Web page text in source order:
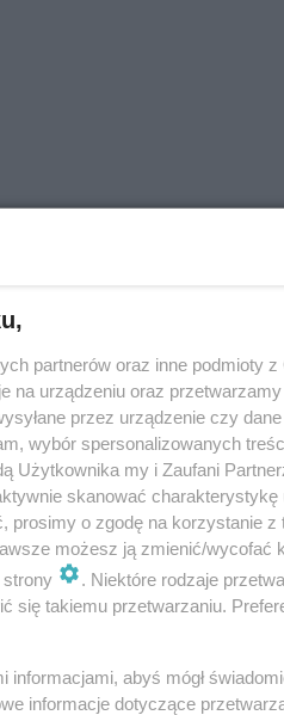
ROZWIŃ
Międzynarodowymi
partnerów oraz inne podmioty
na urządzeniu oraz
przez urządzenie czy
wybór spersonalizowanych
Użytkownika my i Zaufani
skanować
prosimy o zgodę na korzystanie z
możesz ją zmienić/
strony
. Niektóre rodzaje
się takiemu przetwarzaniu.
informacjami, abyś mógł
informacje dotyczące